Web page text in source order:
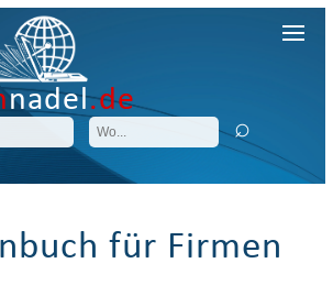
nadel.de
für Firmen